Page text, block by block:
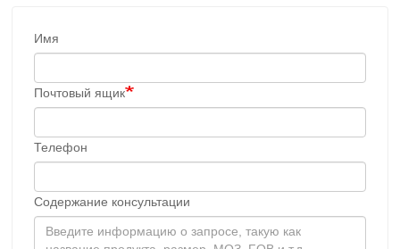
Имя
Почтовый ящик
Телефон
Содержание консультации